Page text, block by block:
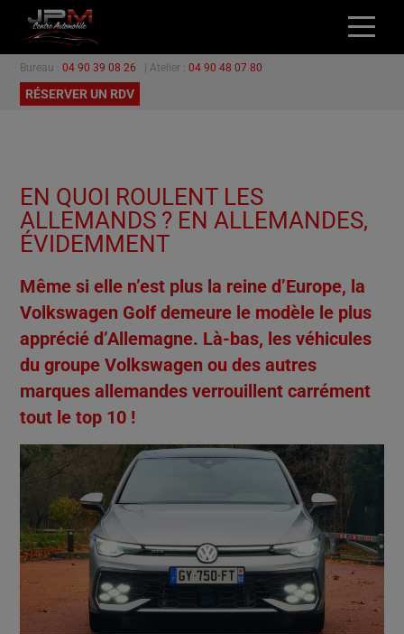
ACCUEIL
NOS VÉHICULES
PROMOTIONS
CONTACT
Bureau : 04 90 39 08 26 | Atelier : 04 90 48 07 80
RÉSERVER UN RDV
EN QUOI ROULENT LES
ALLEMANDS ? EN ALLEMANDES,
ÉVIDEMMENT
Même si elle n’est plus la reine d’Europe, la
Volkswagen Golf demeure le modèle le plus
apprécié d’Allemagne. Là-bas, les véhicules
du groupe Volkswagen ou des autres
marques allemandes verrouillent carrément
tout le top 10 !